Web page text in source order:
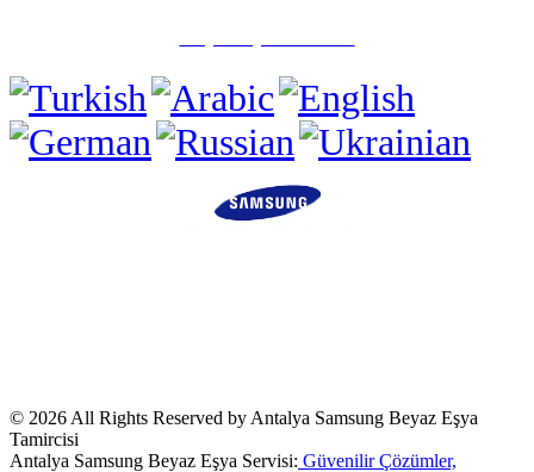
© 2026 All Rights Reserved by Antalya Samsung Beyaz Eşya
Tamircisi
Antalya Samsung Beyaz Eşya Servisi: Güvenilir Çözümler,